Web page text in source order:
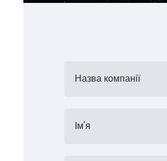
Назва компанії
Ім'я